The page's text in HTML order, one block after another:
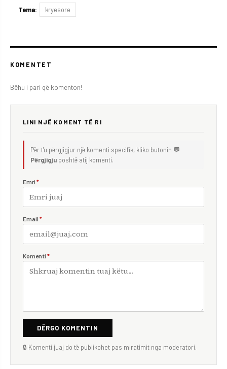
Tema: kryesore
KOMENTET
Bëhu i pari që komenton!
LINI NJË KOMENT TË RI
Për t'u përgjigjur një komenti specifik, kliko butonin 💬
Përgjigju poshtë atij komenti.
Emri *
Email *
Komenti *
DËRGO KOMENTIN
🔒 Komenti juaj do të publikohet pas miratimit nga moderatori.